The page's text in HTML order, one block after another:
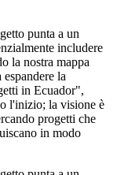
punta a un
includere
la nostra mappa
la
in Ecuador",
l'inizio; la visione è
progetti che
in modo